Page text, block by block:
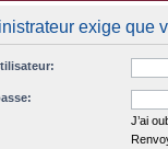
exige que
J’ai